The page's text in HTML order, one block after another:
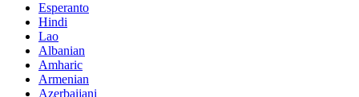
Esperanto
Hindi
Lao
Albanian
Amharic
Armenian
Azerbaijani